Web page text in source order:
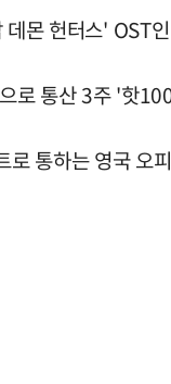
몬 헌터스'
로 통산 3주 '핫
통하는 영국